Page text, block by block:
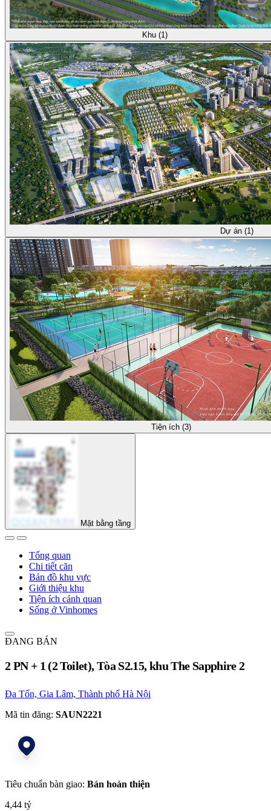
Khu (1)
Dự án (1)
Tiện ích (3)
Mặt bằng tầng
Tổng quan
Chi tiết căn
Bản đồ khu vực
Giới thiệu khu
Tiện ích cảnh quan
Sống ở Vinhomes
ĐANG BÁN
2 PN + 1 (2 Toilet), Tòa S2.15, khu The Sapphire 2
Đa Tốn, Gia Lâm, Thành phố Hà Nội
Mã tin đăng: SAUN2221
Tiêu chuẩn bàn giao: Bán hoàn thiện
4,44 tỷ